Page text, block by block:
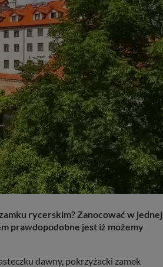
rycerskim? Zanocować w jednej
prawdopodobne jest iż możemy
dawny, pokrzyżacki zamek